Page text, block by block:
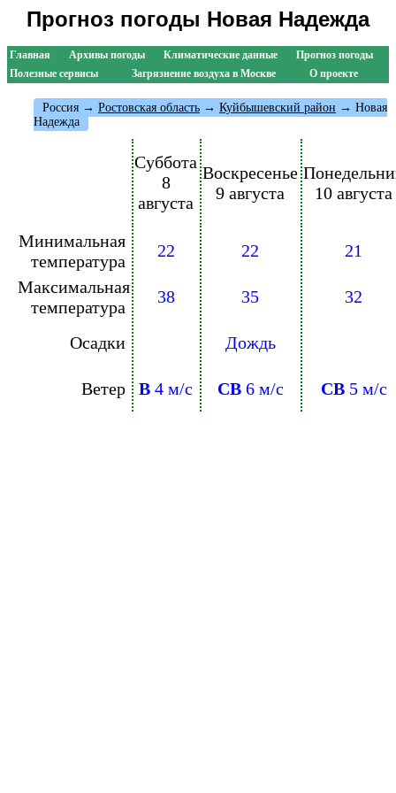
Прогноз погоды Новая Надежда
Главная Архивы погоды Климатические данные
Прогноз погоды
Полезные сервисы
Загрязнение воздуха в Москве О проекте
Россия → Ростовская область → Куйбышевский район → Новая
Надежда
Суббота
8
августа
Воскресенье
9 августа
10 августа
Минимальная
температура
22 22
21
Максимальная
температура
38 35 32
Осадки Дождь
Ветер В 4 м/с СВ6 м/с СВ5 м/с